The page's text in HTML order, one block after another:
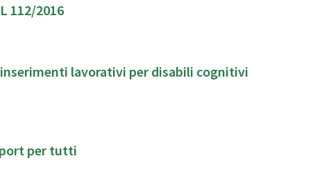
112/2016
lavorativi per disabili cognitivi
per tutti